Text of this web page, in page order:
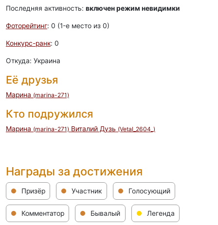
Последняя активность: включен режим невидимки
Фоторейтинг: 0 (1-e место из 0)
Конкурс-ранк: 0
Откуда: Украина
Её друзья
Марина (marina-271)
Кто подружился
Марина (marina-271) Виталий Дузь (Vetal_2604_)
Награды за достижения
Призёр Участник Голосующий
Комментатор Бывалый Легенда